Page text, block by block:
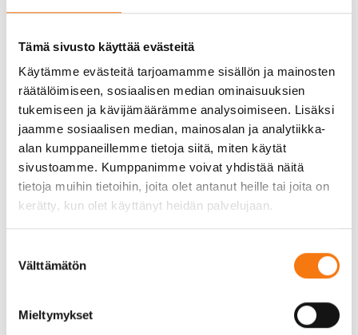
Tämä sivusto käyttää evästeitä
Käytämme evästeitä tarjoamamme sisällön ja mainosten
räätälöimiseen, sosiaalisen median ominaisuuksien
tukemiseen ja kävijämäärämme analysoimiseen. Lisäksi
jaamme sosiaalisen median, mainosalan ja analytiikka-
alan kumppaneillemme tietoja siitä, miten käytät
sivustoamme. Kumppanimme voivat yhdistää näitä
tietoja muihin tietoihin, joita olet antanut heille tai joita on
kerätty, kun olet käyttänyt heidän palvelujaan.
valinta
Välttämätön
Mieltymykset
yhteistyökumppanin Tekir Oy:n kanssa ja se on
Lisätietoja: Karl Sjöblom, kehitysjohtaja, puh. 040-
8200224